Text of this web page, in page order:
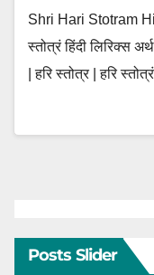
Shri Hari Stotram
स्तोत्रं हिंदी लिरिक्स
| हरि स्तोत्र | हरि
Posts Slider